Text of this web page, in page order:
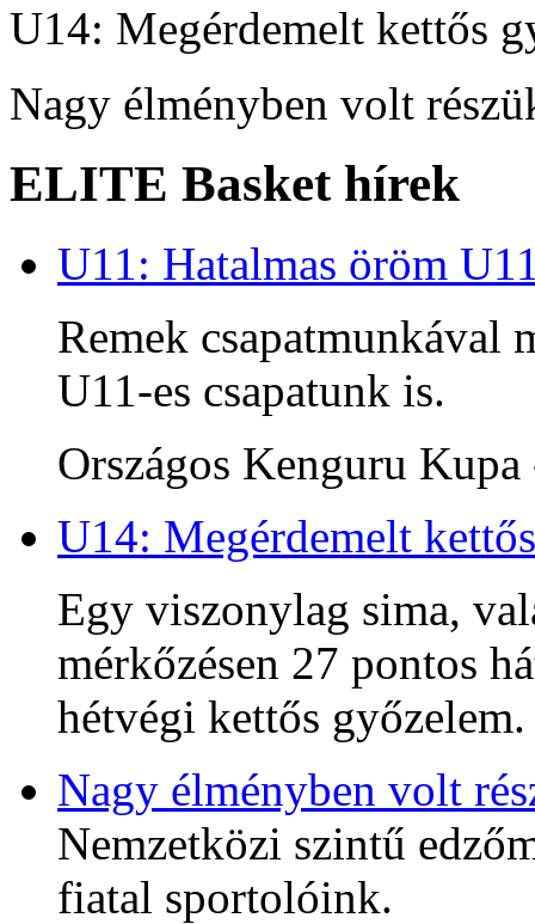
U14: Megérdemelt kettős
Nagy élményben volt
ELITE Basket hírek
U11: Hatalmas öröm
Remek csapatmunkával
U11-es csapatunk is.
Országos Kenguru
U14: Megérdemelt
Egy viszonylag sima,
mérkőzésen 27 pontos
hétvégi kettős győzelem.
Nagy élményben volt
Nemzetközi szintű
fiatal sportolóink.